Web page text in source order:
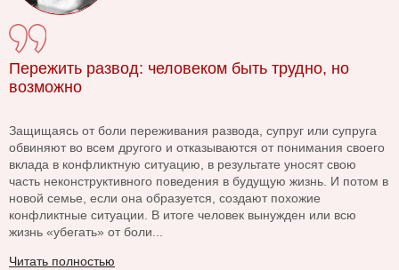
Пережить развод: человеком быть трудно, но
возможно
Защищаясь от боли переживания развода, супруг или супруга
обвиняют во всем другого и отказываются от понимания своего
вклада в конфликтную ситуацию, в результате уносят свою
часть неконструктивного поведения в будущую жизнь. И потом в
новой семье, если она образуется, создают похожие
конфликтные ситуации. В итоге человек вынужден или всю
жизнь «убегать» от боли...
Читать полностью